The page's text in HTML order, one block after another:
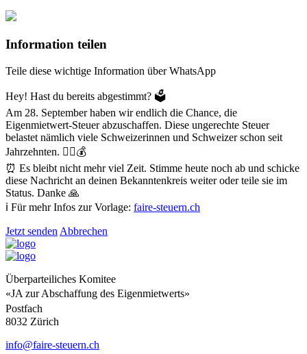
Information teilen
Teile diese wichtige Information über WhatsApp
Hey! Hast du bereits abgestimmt? 🗳️
Am 28. September haben wir endlich die Chance, die
Eigenmietwert-Steuer abzuschaffen. Diese ungerechte Steuer
belastet nämlich viele Schweizerinnen und Schweizer schon seit
Jahrzehnten. 😮‍💨💰
⏰ Es bleibt nicht mehr viel Zeit. Stimme heute noch ab und schicke
diese Nachricht an deinen Bekanntenkreis weiter oder teile sie im
Status. Danke 🙏
ℹ️ Für mehr Infos zur Vorlage: faire-steuern.ch
Jetzt senden Abbrechen
Überparteiliches Komitee
«JA zur Abschaffung des Eigenmietwerts»
Postfach
8032 Zürich
info@faire-steuern.ch